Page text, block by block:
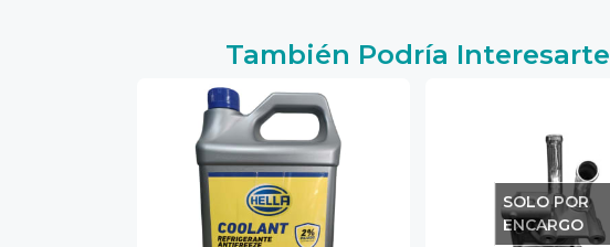
También Podría Interesarte
SOLO POR
ENCARGO